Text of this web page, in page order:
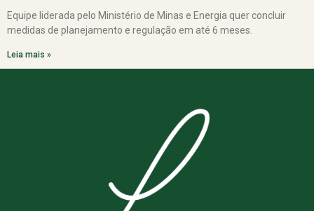
Equipe liderada pelo Ministério de Minas e Energia quer concluir
medidas de planejamento e regulação em até 6 meses.
Leia mais »